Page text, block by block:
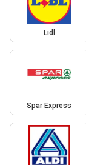
Lidl
Spar Express